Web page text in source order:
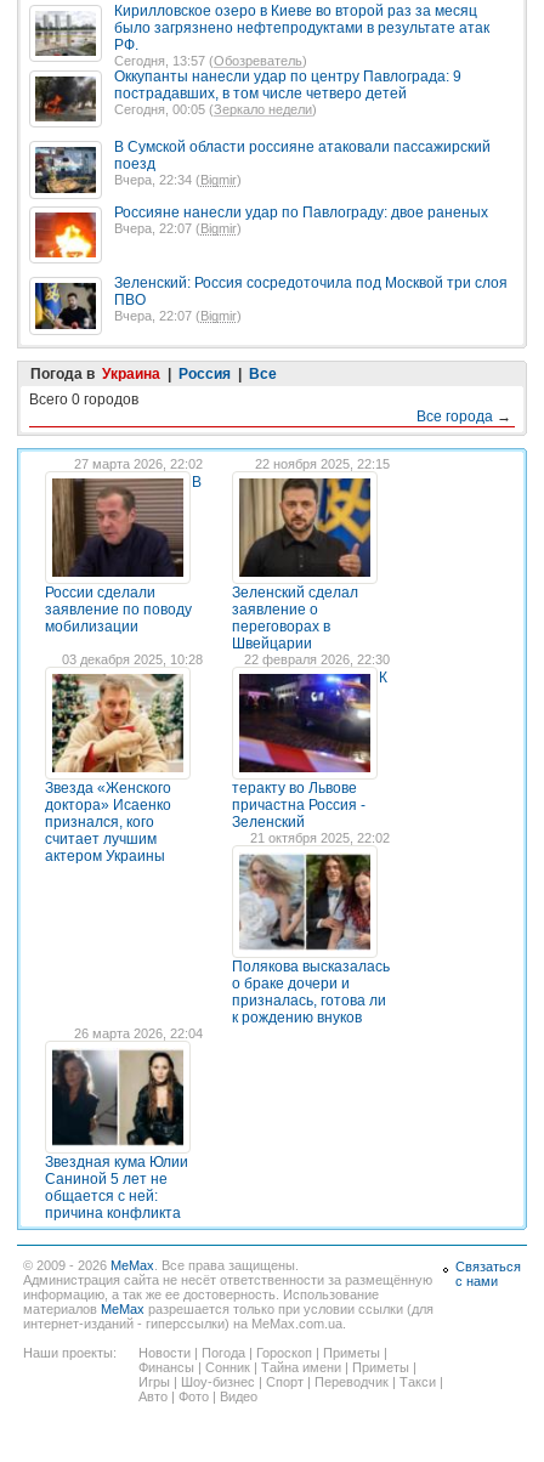
Кирилловское озеро в Киеве во второй раз за месяц
было загрязнено нефтепродуктами в результате атак
РФ.
Сегодня, 13:57 (Обозреватель)
Оккупанты нанесли удар по центру Павлограда: 9
пострадавших, в том числе четверо детей
Сегодня, 00:05 (Зеркало недели)
В Сумской области россияне атаковали пассажирский
поезд
Вчера, 22:34 (Bigmir)
Россияне нанесли удар по Павлограду: двое раненых
Вчера, 22:07 (Bigmir)
Зеленский: Россия сосредоточила под Москвой три слоя
ПВО
Вчера, 22:07 (Bigmir)
Погода в Украина | Россия | Все
Всего 0 городов
Все города →
27 марта 2026, 22:02
В
России сделали
заявление по поводу
мобилизации
22 ноября 2025, 22:15
Зеленский сделал
заявление о
переговорах в
Швейцарии
03 декабря 2025, 10:28
Звезда «Женского
доктора» Исаенко
признался, кого
считает лучшим
актером Украины
22 февраля 2026, 22:30
К
теракту во Львове
причастна Россия -
Зеленский
21 октября 2025, 22:02
Полякова высказалась
о браке дочери и
призналась, готова ли
к рождению внуков
26 марта 2026, 22:04
Звездная кума Юлии
Саниной 5 лет не
общается с ней:
причина конфликта
© 2009 - 2026 MeMax . Все права защищены.
Администрация сайта не несёт ответственности за размещённую
информацию, а так же ее достоверность. Использование
материалов MeMax разрешается только при условии ссылки (для
интернет-изданий - гиперссылки) на MeMax.com.ua.
Наши проекты:
Новости | Погода | Гороскоп | Приметы |
Финансы | Сонник | Тайна имени | Приметы |
Игры | Шоу-бизнес | Спорт | Переводчик | Такси |
Авто | Фото | Видео
Связаться
с нами